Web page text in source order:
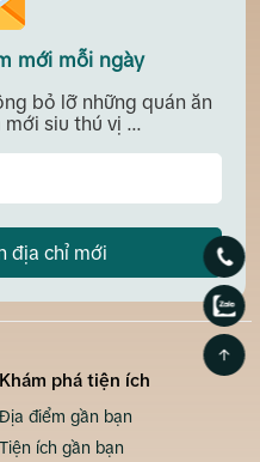
mới mỗi ngày
bỏ lỡ những quán ăn
siu thú vị ...
địa chỉ mới
Khám phá tiện ích
Địa điểm gần bạn
Tiện ích gần bạn